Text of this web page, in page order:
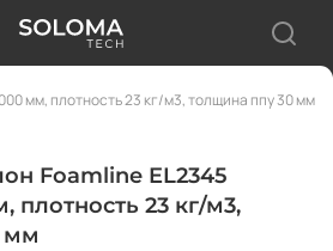
мм, плотность 23 кг/м3, толщина ппу 30 мм
Foamline EL2345
плотность 23 кг/м3,
мм